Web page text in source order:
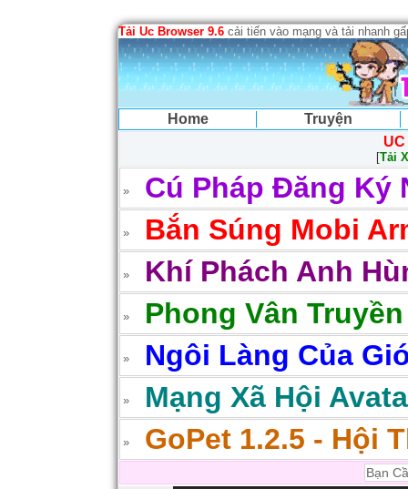
Tải Uc Browser 9.6 cải tiến vào mạng và tải nhanh
Home
Truyện
[Tải
Cú Pháp Đăng Ký
Bắn Súng Mobi
Khí Phách Anh
Phong Vân
Ngôi Làng Của
Mạng Xã Hội
GoPet 1.2.5 - Hội